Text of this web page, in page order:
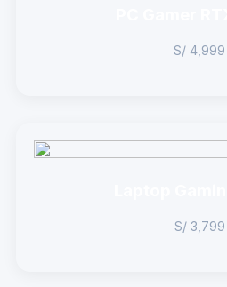
S/ 4,999
S/ 3,799